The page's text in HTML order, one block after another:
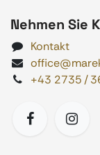
Nehmen Sie
Kontakt
+43 2735 /